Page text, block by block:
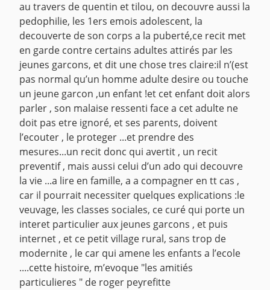
au travers de quentin et tilou, on decouvre aussi la
pedophilie, les 1ers emois adolescent, la
decouverte de son corps a la puberté,ce recit met
en garde contre certains adultes attirés par les
jeunes garcons, et dit une chose tres claire:il n’(est
pas normal qu’un homme adulte desire ou touche
un jeune garcon ,un enfant !et cet enfant doit alors
parler , son malaise ressenti face a cet adulte ne
doit pas etre ignoré, et ses parents, doivent
l’ecouter , le proteger ...et prendre des
mesures...un recit donc qui avertit , un recit
preventif , mais aussi celui d’un ado qui decouvre
la vie ...a lire en famille, a a compagner en tt cas ,
car il pourrait necessiter quelques explications :le
veuvage, les classes sociales, ce curé qui porte un
interet particulier aux jeunes garcons , et puis
internet , et ce petit village rural, sans trop de
modernite , le car qui amene les enfants a l’ecole
....cette histoire, m’evoque "les amitiés
particulieres " de roger peyrefitte